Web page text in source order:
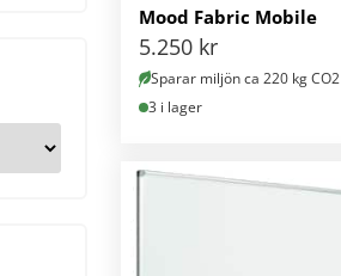
Mood Fabric Mobile
5.250 kr
Sparar miljön ca 220 kg CO2
3 i lager